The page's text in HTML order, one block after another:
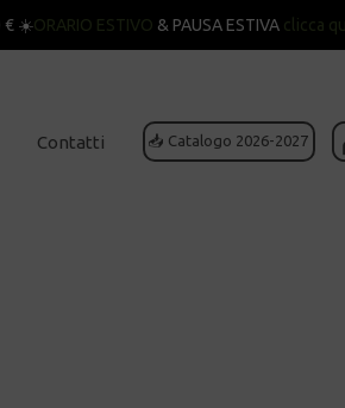
€ ☀️ORARIO ESTIVO & PAUSA ESTIVA clicca
📥 Catalogo 2026-2027
Contatti